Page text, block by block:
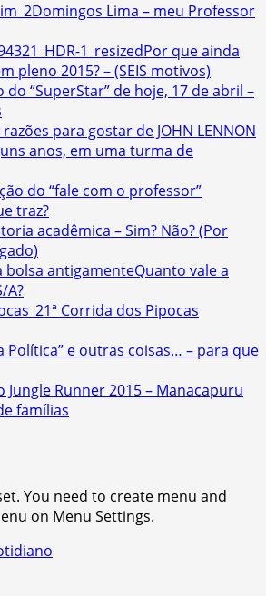
Domingos Lima – meu Professor
Por que ainda
pleno 2015? – (SEIS motivos)
do “SuperStar” de hoje, 17 de abril –
razões para gostar de JOHN LENNON
anos, em uma turma de
do “fale com o professor”
traz?
acadêmica – Sim? Não? (Por
Quanto vale a
A?
1ª Corrida dos Pipocas
Política” e outras coisas… – para que
Jungle Runner 2015 – Manacapuru
famílias
You need to create menu and
on Menu Settings.